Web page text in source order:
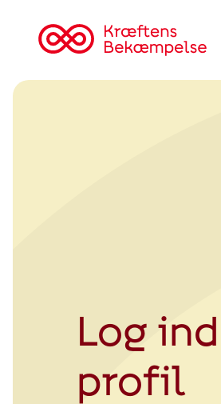
Tilbage
Kræftens
Log
profil